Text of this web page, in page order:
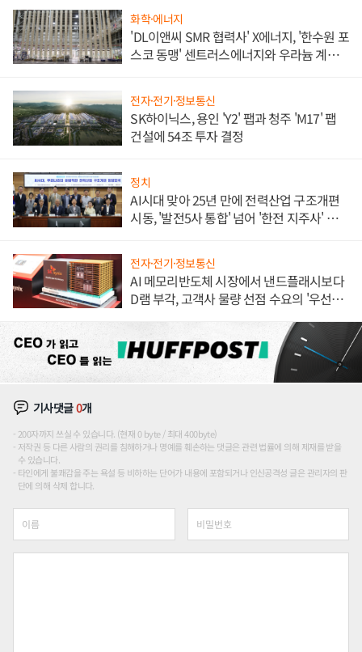
화학·에너지
'DL이앤씨 SMR 협력사' X에너지, '한수원 포
스코 동맹' 센트러스에너지와 우라늄 계약
전자·전기·정보통신
SK하이닉스, 용인 'Y2' 팹과 청주 'M17' 팹
건설에 54조 투자 결정
정치
AI시대 맞아 25년 만에 전력산업 구조개편
시동, '발전5사 통합' 넘어 '한전 지주사' 재편
전자·전기·정보통신
AI 메모리반도체 시장에서 낸드플래시보다
D램 부각, 고객사 물량 선점 수요의 '우선순
기사댓글0개
200자까지 쓰실 수 있습니다. (현재 0 byte / 최대 400byte)
저작권 등 다른 사람의 권리를 침해하거나 명예를 훼손하는 댓글은 관련 법률에 의해 제재를 받을
수 있습니다.
타인에게 불쾌감을 주는 욕설 등 비하하는 단어가 내용에 포함되거나 인신공격성 글은 관리자의 판
단에 의해 삭제 합니다.